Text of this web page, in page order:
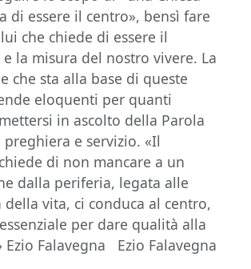
di essere il centro», bensì fare
che chiede di essere il
la misura del nostro vivere. La
che sta alla base di queste
eloquenti per quanti
in ascolto della Parola
e servizio. «Il
di non mancare a un
dalla periferia, legata alle
vita, ci conduca al centro,
per dare qualità alla
Ezio Falavegna Ezio Falavegna